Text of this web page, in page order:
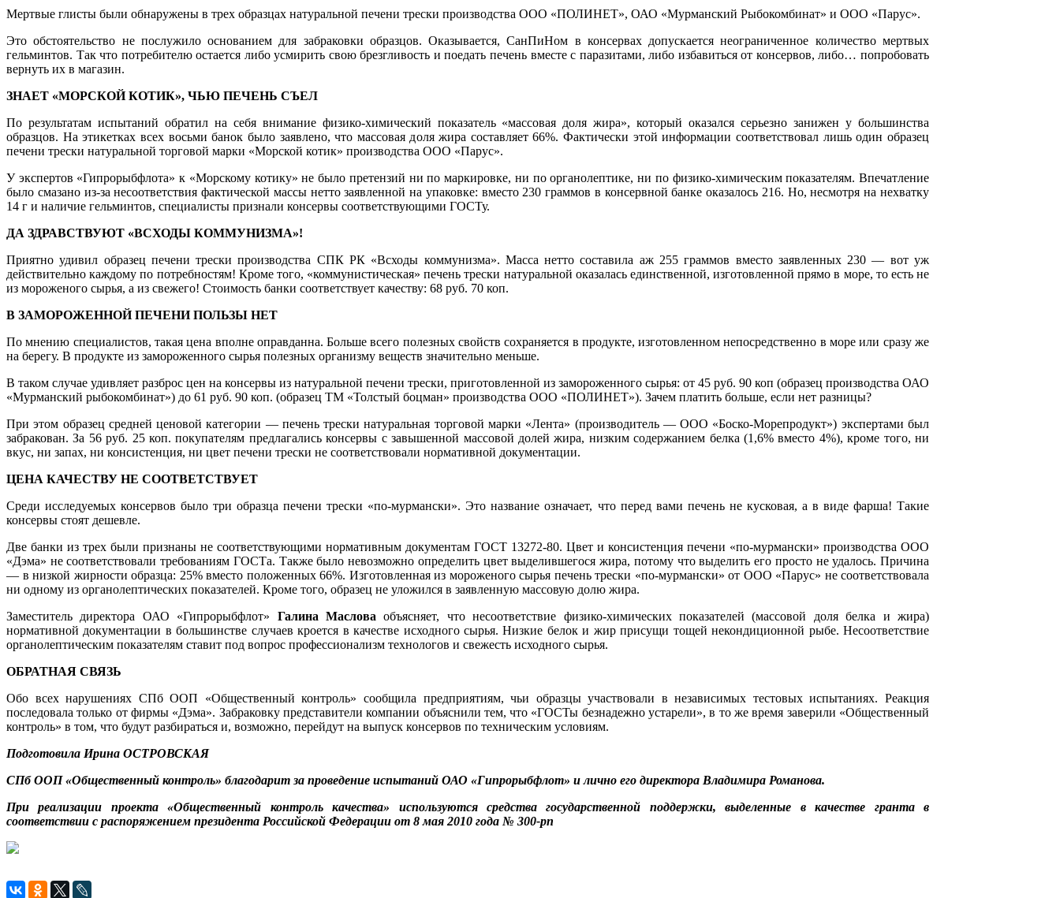
Мертвые глисты были обнаружены в трех образцах натуральной печени трески производства ООО «ПОЛИНЕТ», ОАО «Мурманский Рыбокомбинат» и ООО «Парус».
Это обстоятельство не послужило основанием для забраковки образцов. Оказывается, СанПиНом в консервах допускается неограниченное количество мертвых
гельминтов. Так что потребителю остается либо усмирить свою брезгливость и поедать печень вместе с паразитами, либо избавиться от консервов, либо… попробовать
вернуть их в магазин.
ЗНАЕТ «МОРСКОЙ КОТИК», ЧЬЮ ПЕЧЕНЬ СЪЕЛ
По результатам испытаний обратил на себя внимание физико-химический показатель «массовая доля жира», который оказался серьезно занижен у большинства
образцов. На этикетках всех восьми банок было заявлено, что массовая доля жира составляет 66%. Фактически этой информации соответствовал лишь один образец
печени трески натуральной торговой марки «Морской котик» производства ООО «Парус».
У экспертов «Гипрорыбфлота» к «Морскому котику» не было претензий ни по маркировке, ни по органолептике, ни по физико-химическим показателям. Впечатление
было смазано из-за несоответствия фактической массы нетто заявленной на упаковке: вместо 230 граммов в консервной банке оказалось 216. Но, несмотря на нехватку
14 г и наличие гельминтов, специалисты признали консервы соответствующими ГОСТу.
ДА ЗДРАВСТВУЮТ «ВСХОДЫ КОММУНИЗМА»!
Приятно удивил образец печени трески производства СПК РК «Всходы коммунизма». Масса нетто составила аж 255 граммов вместо заявленных 230 — вот уж
действительно каждому по потребностям! Кроме того, «коммунистическая» печень трески натуральной оказалась единственной, изготовленной прямо в море, то есть не
из мороженого сырья, а из свежего! Стоимость банки соответствует качеству: 68 руб. 70 коп.
В ЗАМОРОЖЕННОЙ ПЕЧЕНИ ПОЛЬЗЫ НЕТ
По мнению специалистов, такая цена вполне оправданна. Больше всего полезных свойств сохраняется в продукте, изготовленном непосредственно в море или сразу же
на берегу. В продукте из замороженного сырья полезных организму веществ значительно меньше.
В таком случае удивляет разброс цен на консервы из натуральной печени трески, приготовленной из замороженного сырья: от 45 руб. 90 коп (образец производства ОАО
«Мурманский рыбокомбинат») до 61 руб. 90 коп. (образец ТМ «Толстый боцман» производства ООО «ПОЛИНЕТ»). Зачем платить больше, если нет разницы?
При этом образец средней ценовой категории — печень трески натуральная торговой марки «Лента» (производитель — ООО «Боско-Морепродукт») экспертами был
забракован. За 56 руб. 25 коп. покупателям предлагались консервы с завышенной массовой долей жира, низким содержанием белка (1,6% вместо 4%), кроме того, ни
вкус, ни запах, ни консистенция, ни цвет печени трески не соответствовали нормативной документации.
ЦЕНА КАЧЕСТВУ НЕ СООТВЕТСТВУЕТ
Среди исследуемых консервов было три образца печени трески «по-мурмански». Это название означает, что перед вами печень не кусковая, а в виде фарша! Такие
консервы стоят дешевле.
Две банки из трех были признаны не соответствующими нормативным документам ГОСТ 13272-80. Цвет и консистенция печени «по-мурмански» производства ООО
«Дэма» не соответствовали требованиям ГОСТа. Также было невозможно определить цвет выделившегося жира, потому что выделить его просто не удалось. Причина
— в низкой жирности образца: 25% вместо положенных 66%. Изготовленная из мороженого сырья печень трески «по-мурмански» от ООО «Парус» не соответствовала
ни одному из органолептических показателей. Кроме того, образец не уложился в заявленную массовую долю жира.
Заместитель директора ОАО «Гипрорыбфлот» Галина Маслова объясняет, что несоответствие физико-химических показателей (массовой доля белка и жира)
нормативной документации в большинстве случаев кроется в качестве исходного сырья. Низкие белок и жир присущи тощей некондиционной рыбе. Несоответствие
органолептическим показателям ставит под вопрос профессионализм технологов и свежесть исходного сырья.
ОБРАТНАЯ СВЯЗЬ
Обо всех нарушениях СПб ООП «Общественный контроль» сообщила предприятиям, чьи образцы участвовали в независимых тестовых испытаниях. Реакция
последовала только от фирмы «Дэма». Забраковку представители компании объяснили тем, что «ГОСТы безнадежно устарели», в то же время заверили «Общественный
контроль» в том, что будут разбираться и, возможно, перейдут на выпуск консервов по техническим условиям.
Подготовила Ирина ОСТРОВСКАЯ
СПб ООП «Общественный контроль» благодарит за проведение испытаний ОАО «Гипрорыбфлот» и лично его директора Владимира Романова.
При реализации проекта «Общественный контроль качества» используются средства государственной поддержки, выделенные в качестве гранта в
соответствии с распоряжением президента Российской Федерации от 8 мая 2010 года № 300-рп